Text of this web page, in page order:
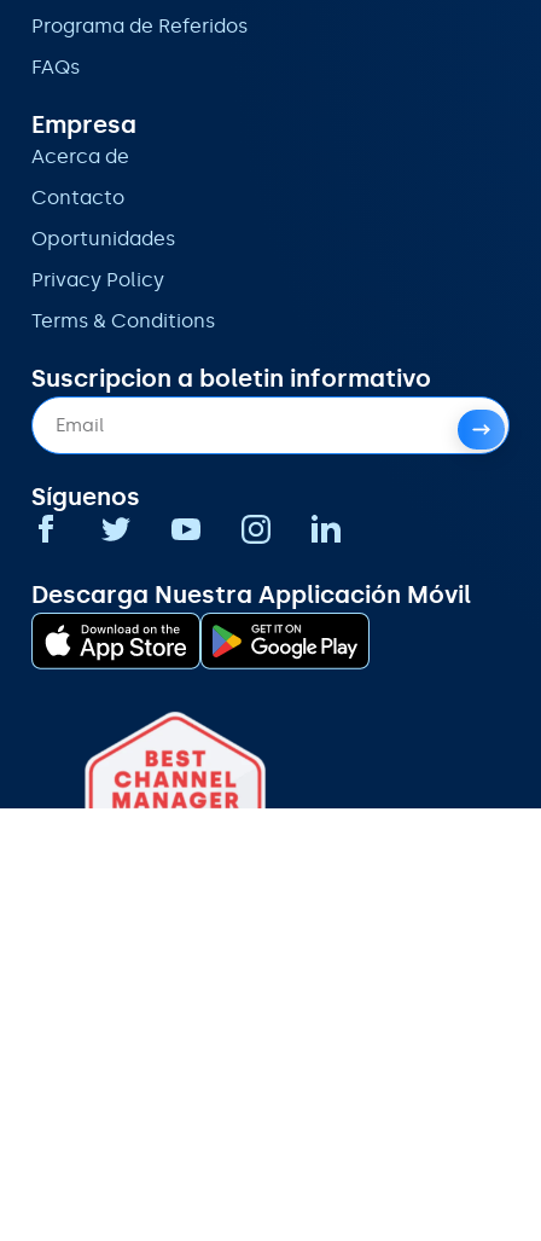
Programa de Referidos
FAQs
Empresa
Acerca de
Contacto
Oportunidades
Privacy Policy
Terms & Conditions
Suscripcion a boletin informativo
Síguenos
Descarga Nuestra Applicación Móvil